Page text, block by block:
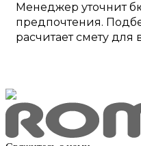
Менеджер уточнит
предпочтения.
расчитает смету для